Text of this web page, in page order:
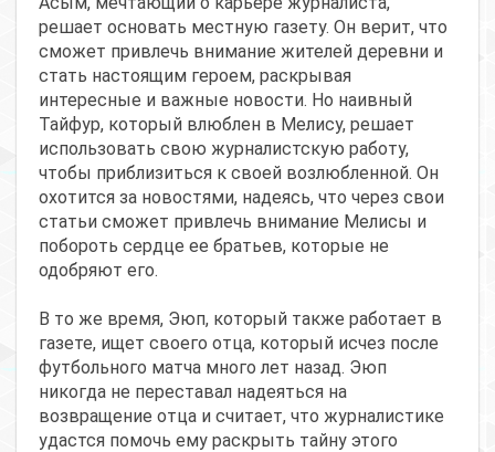
решает основать местную газету. Он верит, что
сможет привлечь внимание жителей деревни и
стать настоящим героем, раскрывая
интересные и важные новости. Но наивный
Тайфур, который влюблен в Мелису, решает
использовать свою журналистскую работу,
чтобы приблизиться к своей возлюбленной. Он
охотится за новостями, надеясь, что через свои
статьи сможет привлечь внимание Мелисы и
побороть сердце ее братьев, которые не
одобряют его.
В то же время, Эюп, который также работает в
газете, ищет своего отца, который исчез после
футбольного матча много лет назад. Эюп
никогда не переставал надеяться на
возвращение отца и считает, что журналистике
удастся помочь ему раскрыть тайну этого